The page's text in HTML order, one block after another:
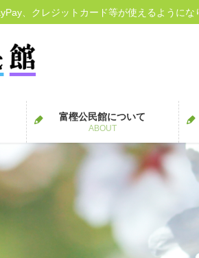
、クレジットカード等が使えるようにな
富樫公民館について
ABOUT